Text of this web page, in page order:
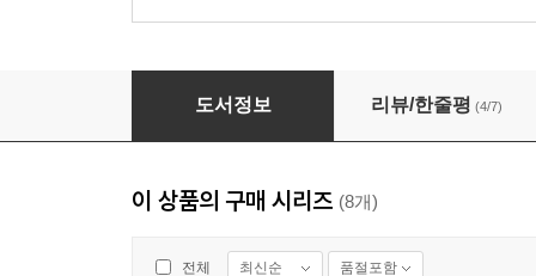
일곱 개의 마검이 지배한다 5권
도서정보 리뷰/한줄평 (4/7)
이 상품의 구매 시리즈 (8개)
전체 최신순 품절포함